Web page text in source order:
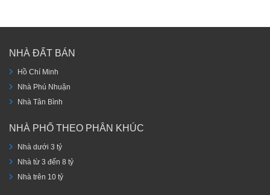
NHÀ ĐẤT BÁN
Hồ Chí Minh
Nhà Phú Nhuận
Nhà Tân Bình
NHÀ PHỐ THEO PHÂN KHÚC
Nhà dưới 3 tỷ
Nhà từ 3 đến 8 tỷ
Nhà trên 10 tỷ